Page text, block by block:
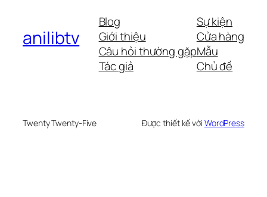
anilibtv
Blog
Giới thiệu
Câu hỏi thường gặp
Tác giả
Sự kiện
Cửa hàng
Mẫu
Chủ đề
Twenty Twenty-Five Được thiết kế với WordPress